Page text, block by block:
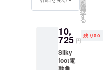
れる場
合があ
す。）
す。ご
了承く
ださ
い。 ・
2022年
込） 一
般販売
格
11,000
円（税
込） ・
送料込
を
選
択
す
る
10,
725 円
残り50
Silky
foot電
動角質